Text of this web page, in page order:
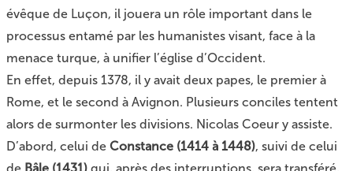
évêque de Luçon, il jouera un rôle important dans le
processus entamé par les humanistes visant, face à la
menace turque, à unifier l’église d’Occident.
En effet, depuis 1378, il y avait deux papes, le premier à
Rome, et le second à Avignon. Plusieurs conciles tentent
alors de surmonter les divisions. Nicolas Coeur y assiste.
D’abord, celui de Constance (1414 à 1448), suivi de celui